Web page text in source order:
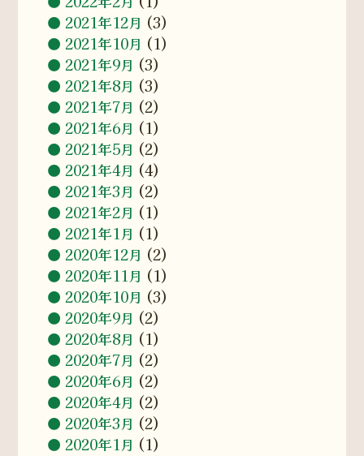
2021年12月 (3)
2021年10月 (1)
2021年9月 (3)
2021年8月 (3)
2021年7月 (2)
2021年6月 (1)
2021年5月 (2)
2021年4月 (4)
2021年3月 (2)
2021年2月 (1)
2021年1月 (1)
2020年12月 (2)
2020年11月 (1)
2020年10月 (3)
2020年9月 (2)
2020年8月 (1)
2020年7月 (2)
2020年6月 (2)
2020年4月 (2)
2020年3月 (2)
2020年1月 (1)